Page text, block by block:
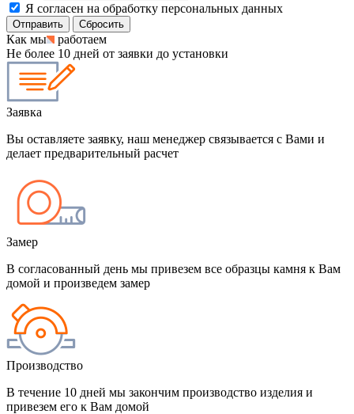
Я согласен на обработку персональных данных
Сбросить
Как мы
работаем
Не более 10 дней от заявки до установки
Заявка
Вы оставляете заявку, наш менеджер связывается с Вами и
делает предварительный расчет
Замер
В согласованный день мы привезем все образцы камня к Вам
домой и произведем замер
Производство
В течение 10 дней мы закончим производство изделия и
привезем его к Вам домой